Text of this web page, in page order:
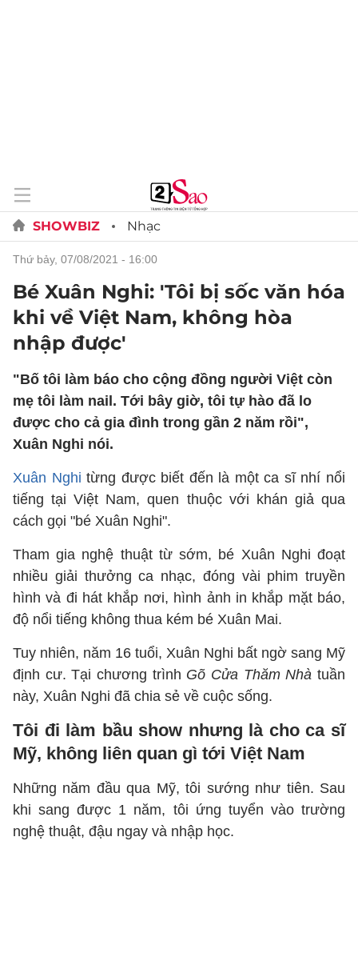
SHOWBIZ Nhạc
thứ bảy, 07/08/2021 - 16:00
Bé Xuân Nghi: 'Tôi bị sốc văn hóa
khi về Việt Nam, không hòa
nhập được'
"Bố tôi làm báo cho cộng đồng người Việt còn
mẹ tôi làm nail. Tới bây giờ, tôi tự hào đã lo
được cho cả gia đình trong gần 2 năm rồi",
Xuân Nghi nói.
Xuân Nghi từng được biết đến là một ca sĩ nhí nổi
tiếng tại Việt Nam, quen thuộc với khán giả qua
cách gọi "bé Xuân Nghi".
Tham gia nghệ thuật từ sớm, bé Xuân Nghi đoạt
nhiều giải thưởng ca nhạc, đóng vài phim truyền
hình và đi hát khắp nơi, hình ảnh in khắp mặt báo,
độ nổi tiếng không thua kém bé Xuân Mai.
Tuy nhiên, năm 16 tuổi, Xuân Nghi bất ngờ sang Mỹ
định cư. Tại chương trình Gõ Cửa Thăm Nhàtuần
này, Xuân Nghi đã chia sẻ về cuộc sống.
Tôi đi làm bầu show nhưng là cho ca sĩ
Mỹ, không liên quan gì tới Việt Nam
Những năm đầu qua Mỹ, tôi sướng như tiên. Sau
khi sang được 1 năm, tôi ứng tuyển vào trường
nghệ thuật, đậu ngay và nhập học.